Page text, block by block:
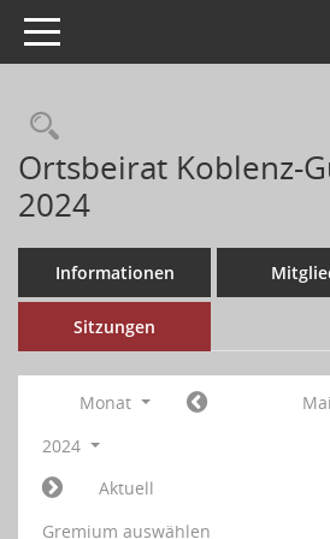
Toggle navigation
Ortsbeirat Koblenz-
2024
Informationen
Sitzungen
Monat
Mai
2024
Aktuell
Gremium auswählen